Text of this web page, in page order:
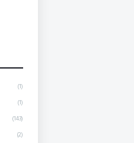
(1)
(1)
(143)
(2)